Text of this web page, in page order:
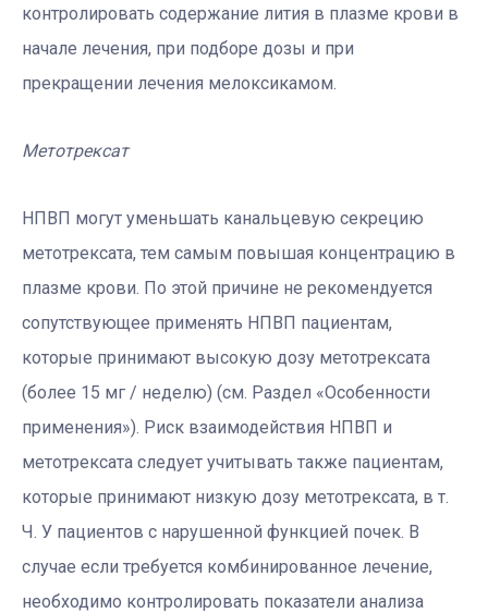
контролировать содержание лития в плазме крови в
начале лечения, при подборе дозы и при
прекращении лечения мелоксикамом.
Метотрексат
НПВП могут уменьшать канальцевую секрецию
метотрексата, тем самым повышая концентрацию в
плазме крови. По этой причине не рекомендуется
сопутствующее применять НПВП пациентам,
которые принимают высокую дозу метотрексата
(более 15 мг / неделю) (см. Раздел «Особенности
применения»). Риск взаимодействия НПВП и
метотрексата следует учитывать также пациентам,
которые принимают низкую дозу метотрексата, в т.
Ч. У пациентов с нарушенной функцией почек. В
случае если требуется комбинированное лечение,
необходимо контролировать показатели анализа